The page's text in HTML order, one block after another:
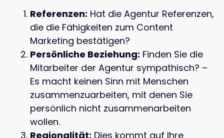
Referenzen: Hat die Agentur Referenzen,
die die Fähigkeiten zum Content
Marketing bestätigen?
Persönliche Beziehung: Finden Sie die
Mitarbeiter der Agentur sympathisch? –
Es macht keinen Sinn mit Menschen
zusammenzuarbeiten, mit denen Sie
persönlich nicht zusammenarbeiten
wollen.
Regionalität: Dies kommt auf Ihre